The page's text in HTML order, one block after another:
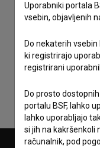
Sprejemam
zbiranje,
Uporabniki portala
vsebin, objavljenih
Do nekaterih
ki registrirajo
registrirani
Do prosto
portalu BSF, lahko
lahko uporabljajo
si jih na kakršenkoli
računalnik, pod